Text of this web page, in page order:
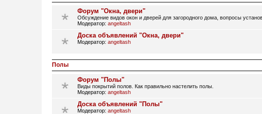
Форум "Окна, двери"
Обсуждение видов окон и дверей для загородного дома, вопросы
Модератор: angeltash
Доска объявлений "Окна, двери"
Модератор: angeltash
Полы
Форум "Полы"
Виды покрытий полов. Как правильно настелить полы.
Модератор: angeltash
Доска объявлений "Полы"
Модератор: angeltash